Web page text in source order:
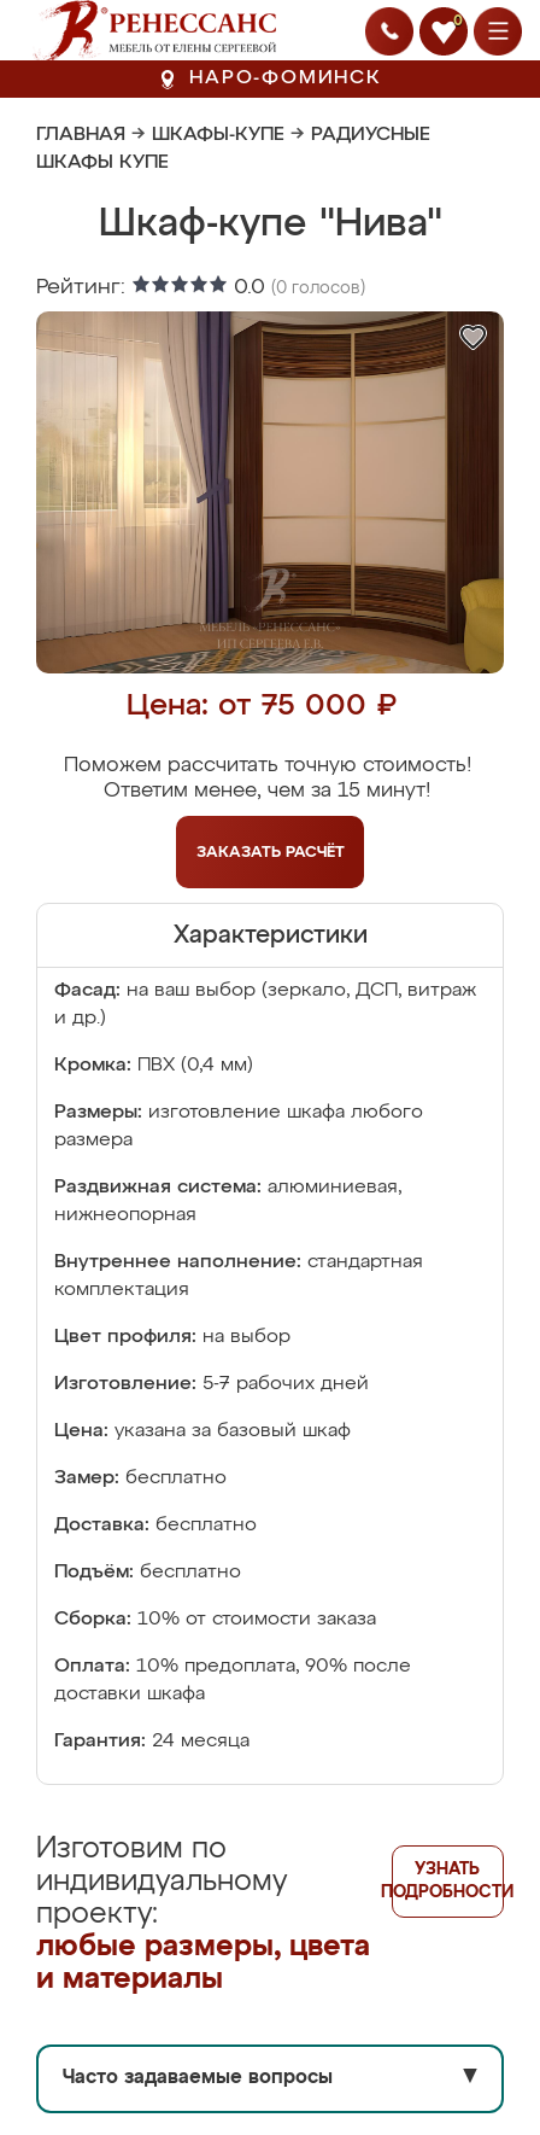
0
НАРО-ФОМИНСК
ГЛАВНАЯ → ШКАФЫ-КУПЕ → РАДИУСНЫЕ
ШКАФЫ КУПЕ
Шкаф-купе "Нива"
Рейтинг: 0.0 (0 голосов)
Цена: от 75 000 ₽
Поможем рассчитать точную стоимость!
Ответим менее, чем за 15 минут!
ЗАКАЗАТЬ РАСЧЁТ
Характеристики
Фасад: на ваш выбор (зеркало, ДСП, витраж
и др.)
Кромка: ПВХ (0,4 мм)
Размеры: изготовление шкафа любого
размера
Раздвижная система: алюминиевая,
нижнеопорная
Внутреннее наполнение: стандартная
комплектация
Цвет профиля: на выбор
Изготовление: 5-7 рабочих дней
Цена: указана за базовый шкаф
Замер: бесплатно
Доставка: бесплатно
Подъём: бесплатно
Сборка: 10% от стоимости заказа
Оплата: 10% предоплата, 90% после
доставки шкафа
Гарантия: 24 месяца
Изготовим по
индивидуальному
проекту:
любые размеры, цвета
и материалы
УЗНАТЬ
ПОДРОБНОСТИ
Часто задаваемые вопросы ▼